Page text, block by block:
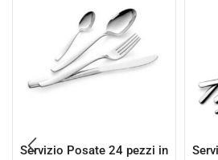
Servizio Posate 24 pezzi in